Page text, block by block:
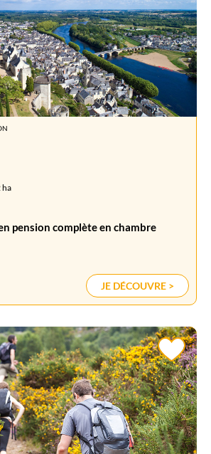
ha
pension complète en chambre
JE DÉCOUVRE >